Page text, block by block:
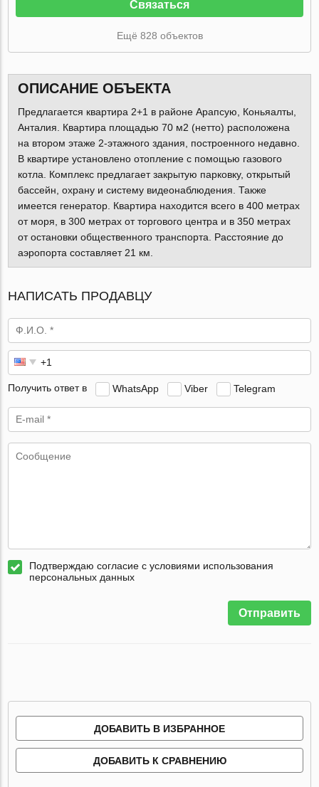
Связаться
Ещё 828 объектов
ОПИСАНИЕ ОБЪЕКТА
Предлагается квартира 2+1 в районе Арапсую, Коньяалты,
Анталия. Квартира площадью 70 м2 (нетто) расположена
на втором этаже 2-этажного здания, построенного недавно.
В квартире установлено отопление с помощью газового
котла. Комплекс предлагает закрытую парковку, открытый
бассейн, охрану и систему видеонаблюдения. Также
имеется генератор. Квартира находится всего в 400 метрах
от моря, в 300 метрах от торгового центра и в 350 метрах
от остановки общественного транспорта. Расстояние до
аэропорта составляет 21 км.
НАПИСАТЬ ПРОДАВЦУ
Получить ответ в WhatsApp Viber Telegram
Подтверждаю согласие с условиями использования
персональных данных
Отправить
ДОБАВИТЬ В ИЗБРАННОЕ
ДОБАВИТЬ К СРАВНЕНИЮ